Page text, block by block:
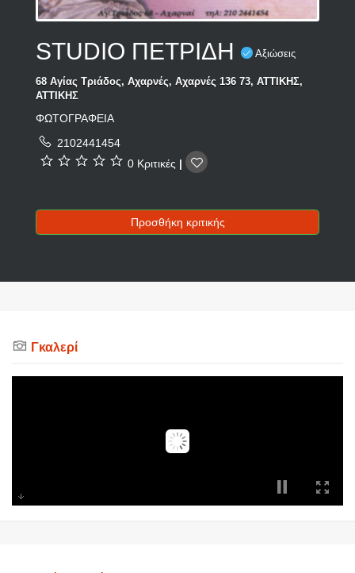
STUDIO ΠΕΤΡΙΔΗ Αξιώσεις
68 Αγίας Τριάδος, Αχαρνές, Αχαρνές 136 73, ΑΤΤΙΚΗΣ,
ΑΤΤΙΚΗΣ
ΦΩΤΟΓΡΑΦΕΙΑ
2102441454
0 Κριτικές |
Προσθήκη κριτικής
Γκαλερί